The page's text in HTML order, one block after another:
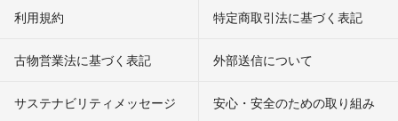
利用規約 特定商取引法に基づく表記
古物営業法に基づく表記 外部送信について
サステナビリティメッセージ 安心・安全のための取り組み